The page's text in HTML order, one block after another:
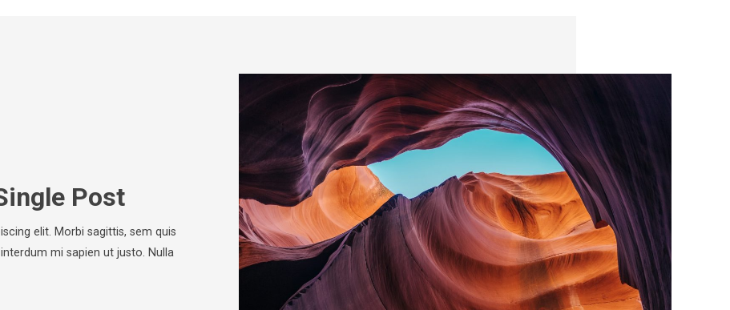
Post
elit. Morbi sagittis, sem quis
mi sapien ut justo. Nulla